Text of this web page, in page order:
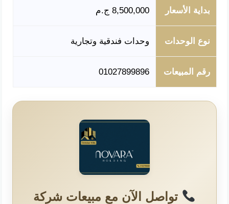
بداية الأسعار 8,500,000 ج.م
نوع الوحدات وحدات فندقية وتجارية
رقم المبيعات 01027899896
تواصل الآن مع مبيعات شركة